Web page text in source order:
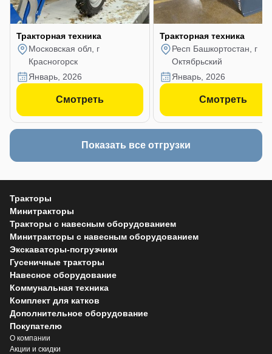
Тракторная техника
Московская обл, г
Красногорск
январь, 2026
Смотреть
Тракторная техника
Респ Башкортостан, г
Октябрьский
январь, 2026
Смотреть
Показать все отгрузки
Тракторы
Минитракторы
Тракторы с навесным оборудованием
Минитракторы с навесным оборудованием
Экскаваторы-погрузчики
Гусеничные тракторы
Навесное оборудование
Коммунальная техника
Комплект для катков
Дополнительное оборудование
Покупателю
О компании
Акции и скидки